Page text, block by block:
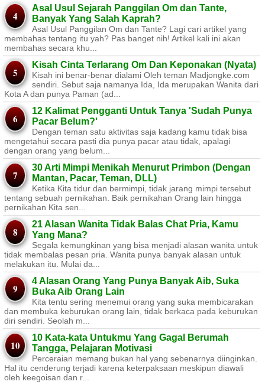
Asal Usul Sejarah Panggilan Om dan Tante,
Banyak Yang Salah Kaprah?
Asal Usul Panggilan Om dan Tante? Lagi cari artikel yang
membahas tentang itu yah? Pas banget nih! Artikel kali ini akan
membahas secara khu...
Kisah Cinta Terlarang Om Dan Keponakan (Nyata)
Kisah ini benar-benar dialami Oleh teman Madjongke.com
sendiri. Sebut saja namanya Ida, Ida merupakan Wanita dari
Kota A dan punya Paman (ad...
12 Kalimat Pengganti Untuk Tanya 'Sudah Punya
Pacar Belum?'
Dengan teman satu aktivitas saja kadang kamu tidak bisa
mengetahui secara pasti dia punya pacar atau tidak, apalagi
dengan orang yang belum...
30 Arti Mimpi Menikah Menurut Primbon (Dengan
Mantan, Pacar, Teman, DLL)
Ketika Kita tidur dan bermimpi, tidak jarang mimpi tersebut
tentang sebuah pernikahan. Baik pernikahan Orang lain hingga
pernikahan Kita sen...
21 Alasan Wanita Tidak Balas Chat Pria, Kamu
Yang Mana?
Segala kemungkinan yang bisa menjadi alasan wanita untuk
tidak membalas pesan pria. Wanita punya banyak alasan untuk
melakukan itu. Mulai da...
4 Alasan Orang Yang Punya Banyak Aib, Suka
Buka Aib Orang Lain
Kita tentu sering menemui orang yang suka membicarakan
dan membuka keburukan orang lain, tidak berkaca pada keburukan
diri sendiri. Seolah m...
10 Kata-kata Untukmu Yang Gagal Berumah
Tangga, Pelajaran Motivasi
Perceraian memang bukan hal yang sebenarnya diinginkan.
Hal itu cenderung terjadi karena keterpaksaan meskipun diawali
oleh keegoisan dan r...